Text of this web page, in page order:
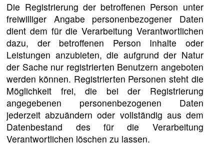
Die Registrierung der betroffenen Person unter
freiwilliger Angabe personenbezogener Daten
dient dem für die Verarbeitung Verantwortlichen
dazu, der betroffenen Person Inhalte oder
Leistungen anzubieten, die aufgrund der Natur
der Sache nur registrierten Benutzern angeboten
werden können. Registrierten Personen steht die
Möglichkeit frei, die bei der Registrierung
angegebenen personenbezogenen Daten
jederzeit abzuändern oder vollständig aus dem
Datenbestand des für die Verarbeitung
Verantwortlichen löschen zu lassen.